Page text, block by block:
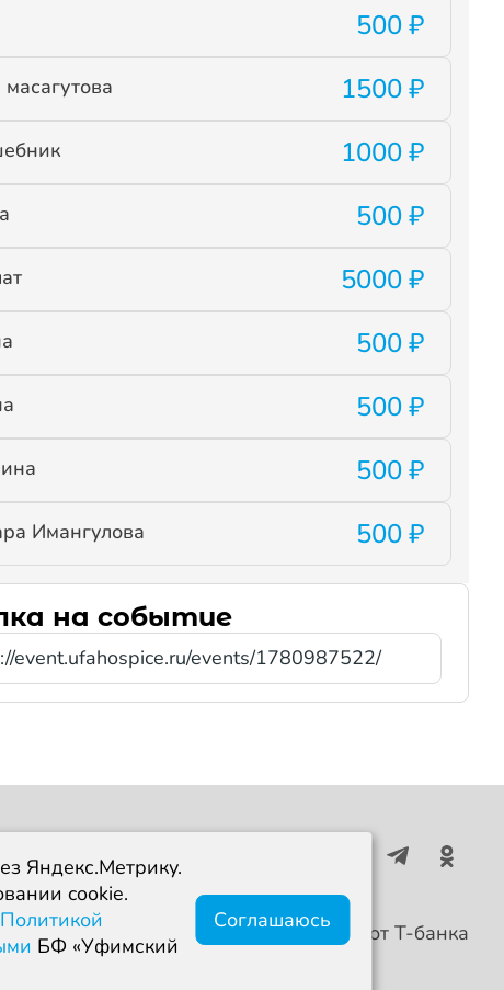
500 ₽
1500 ₽
1000 ₽
500 ₽
5000 ₽
500 ₽
500 ₽
500 ₽
Имангулова 500 ₽
на событие
event.ufahospice.ru/events/1780987522/
Платформа разработа на грант от Т-банка
Яндекс.Метрику.
cookie.
Политикой
БФ «Уфимский
Соглашаюсь